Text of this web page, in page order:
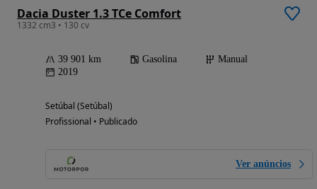
Dacia Duster 1.3 TCe Comfort
1332 cm3 • 130 cv
39 901 km Gasolina
Manual
2019
Setúbal (Setúbal)
Profissional • Publicado
Ver anúncios